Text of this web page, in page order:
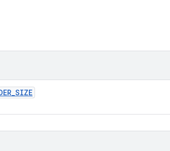
_SIZE